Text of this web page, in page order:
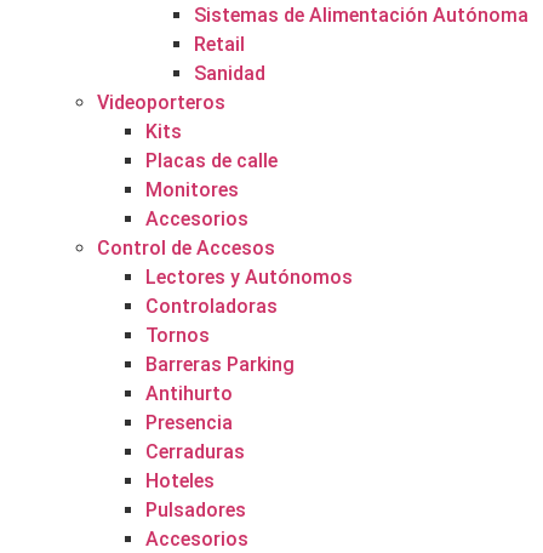
Sistemas de Alimentación Autónoma
Retail
Sanidad
Videoporteros
Kits
Placas de calle
Monitores
Accesorios
Control de Accesos
Lectores y Autónomos
Controladoras
Tornos
Barreras Parking
Antihurto
Presencia
Cerraduras
Hoteles
Pulsadores
Accesorios